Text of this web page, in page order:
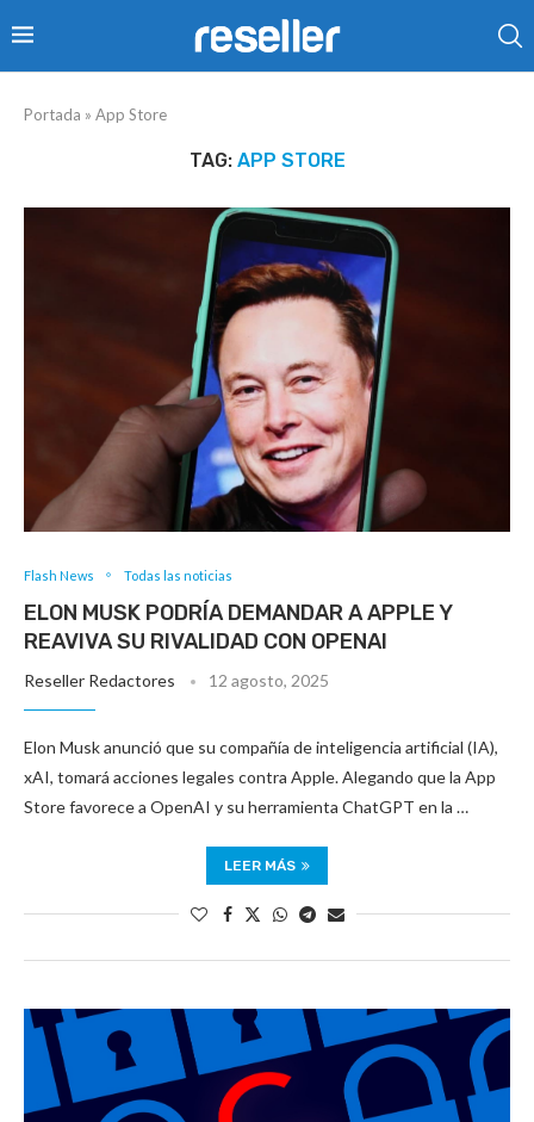
Portada » App Store
TAG: APP STORE
Flash News Todas las noticias
ELON MUSK PODRÍA DEMANDAR A APPLE Y
REAVIVA SU RIVALIDAD CON OPENAI
Reseller Redactores 12 agosto, 2025
Elon Musk anunció que su compañía de inteligencia artificial (IA),
xAI, tomará acciones legales contra Apple. Alegando que la App
Store favorece a OpenAI y su herramienta ChatGPT en la …
LEER MÁS